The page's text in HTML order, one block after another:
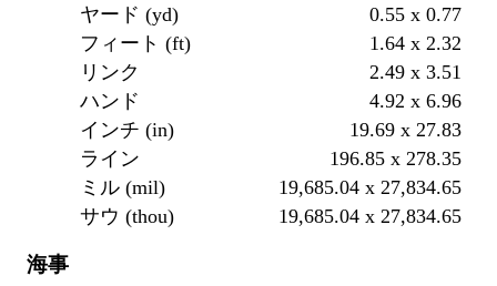
ヤード (yd)
0.55 x 0.77
フィート (ft)
1.64 x 2.32
リンク
2.49 x 3.51
ハンド
4.92 x 6.96
インチ (in)
19.69 x 27.83
ライン
196.85 x 278.35
ミル (mil)
19,685.04 x 27,834.65
サウ (thou)
19,685.04 x 27,834.65
海事